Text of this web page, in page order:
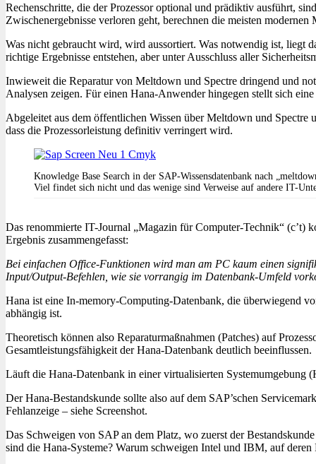
Rechenschritte, die der Prozessor optional und prädiktiv ausführt,
Zwischenergebnisse verloren geht, berechnen die meisten
Was nicht gebraucht wird, wird aussortiert. Was notwendig ist, liegt
richtige Ergebnisse entstehen, aber unter Ausschluss aller
Inwieweit die Reparatur von Meltdown und Spectre dringend und
Analysen zeigen. Für einen Hana-Anwender hingegen stellt sich
Abgeleitet aus dem öffentlichen Wissen über Meltdown und Spectre
dass die Prozessorleistung definitiv verringert wird.
Knowledge Base Search in der SAP-Wissensdatenbank nach
Viel findet sich nicht und das wenige sind Verweise auf andere IT-
Das renommierte IT-Journal „Magazin für Computer-Technik“ (c’t)
Ergebnis zusammengefasst:
Bei einfachen Office-Funktionen wird man am PC kaum einen
Input/Output-Befehlen, wie sie vorrangig im Datenbank-Umfeld
Hana ist eine In-memory-Computing-Datenbank, die überwiegend
abhängig ist.
Theoretisch können also Reparaturmaßnahmen (Patches) auf
Gesamtleistungsfähigkeit der Hana-Datenbank deutlich beeinflussen.
Läuft die Hana-Datenbank in einer virtualisierten
Der Hana-Bestandskunde sollte also auf dem SAP’schen
Fehlanzeige – siehe Screenshot.
Das Schweigen von SAP an dem Platz, wo zuerst der
sind die Hana-Systeme? Warum schweigen Intel und IBM, auf deren